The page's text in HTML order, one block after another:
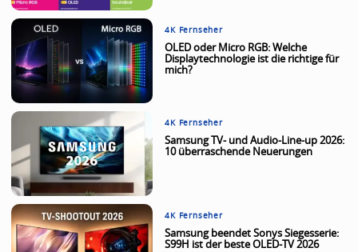
4K Fernseher
OLED oder Micro RGB: Welche
Displaytechnologie ist die richtige für
mich?
4K Fernseher
Samsung TV- und Audio-Line-up 2026:
10 überraschende Neuerungen
4K Fernseher
Samsung beendet Sonys Siegesserie:
S99H ist der beste OLED-TV 2026